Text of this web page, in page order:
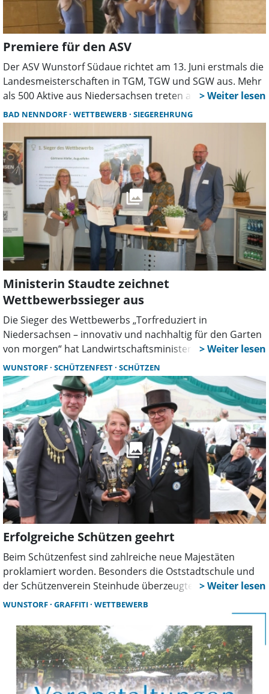
Premiere für den ASV
Der ASV Wunstorf Südaue richtet am 13. Juni erstmals die
Landesmeisterschaften in TGM, TGW und SGW aus. Mehr
als 500 Aktive aus Niedersachsen treten an der IGS
Wunstorf an. Sport, Showprogramm und eine große
Tombola sorgen für ein buntes Familienevent bei freiem
Eintritt.
BAD NENNDORF WETTBEWERB SIEGEREHRUNG
Ministerin Staudte zeichnet
Wettbewerbssieger aus
Die Sieger des Wettbewerbs „Torfreduziert in
Niedersachsen – innovativ und nachhaltig für den Garten
von morgen“ hat Landwirtschaftsministerin Miriam
Staudte in einem feierlichen Ambiente auf der
Landesgartenschau (LaGa) in Bad Nenndorf
ausgezeichnet.
WUNSTORF SCHÜTZENFEST SCHÜTZEN
Erfolgreiche Schützen geehrt
Beim Schützenfest sind zahlreiche neue Majestäten
proklamiert worden. Besonders die Oststadtschule und
der Schützenverein Steinhude überzeugten mit starken
Ergebnissen im Nachwuchsbereich. Auch bei den
WUNSTORF GRAFFITI WETTBEWERB